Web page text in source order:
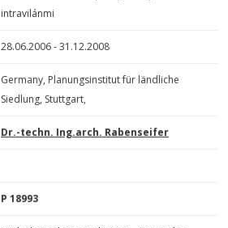
intravilánmi
28.06.2006 - 31.12.2008
Germany, Planungsinstitut für ländliche
Siedlung, Stuttgart,
Dr.-techn. Ing.arch. Rabenseifer
P 18993